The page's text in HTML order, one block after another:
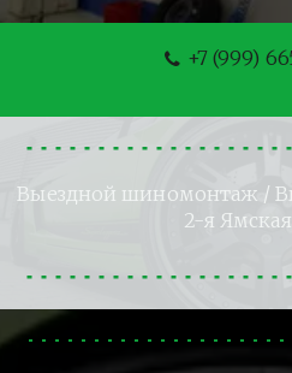
+7 (999)
Выездной шиномонтаж /
2-я